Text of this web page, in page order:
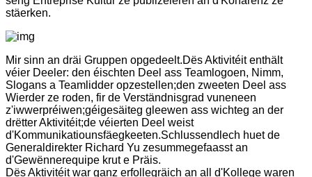
stäerken.
Mir sinn an dräi Gruppen opgedeelt.Dës Aktivitéit enthält
véier Deeler: den éischten Deel ass Teamlogoen, Nimm,
Slogans a Teamlidder opzestellen;den zweeten Deel ass
Wierder ze roden, fir de Verständnisgrad vuneneen
z'iwwerpréiwen;géigesäiteg gleewen ass wichteg an der
drëtter Aktivitéit;de véierten Deel weist
d'Kommunikatiounsfäegkeeten.Schlussendlech huet de
Generaldirekter Richard Yu zesummegefaasst an
d'Gewënnerequipe krut e Präis.
Dës Aktivitéit war ganz erfollegräich an all d'Kollege waren